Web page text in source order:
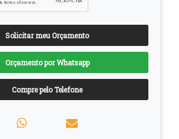
Solicitar meu Orçamento
Orçamento por Whatsapp
Compre pelo Telefone